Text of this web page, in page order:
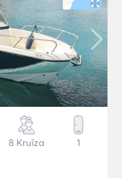
8 Kruīza 1